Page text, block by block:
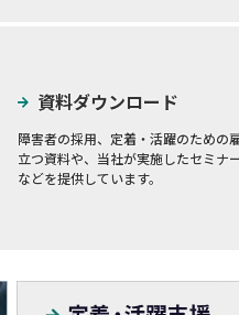
資料ダウンロード
障害者の採用、定着・活躍のための
立つ資料や、当社が実施したセミナ
などを提供しています。